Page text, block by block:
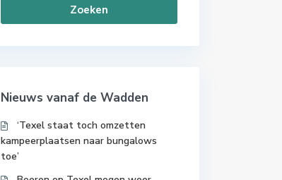
Zoeken
Nieuws vanaf de Wadden
‘Texel staat toch omzetten
kampeerplaatsen naar bungalows
toe’